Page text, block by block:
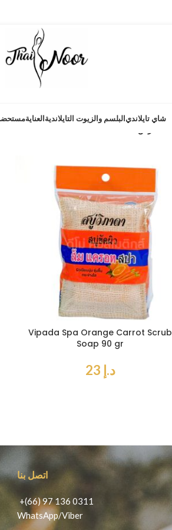
العنايةالبلسم والزيوت التايلانديةشاي تايلاندي
Vipada Spa Orange Carrot Scrub
Soap 90 gr
د.إ
اتصل بنا
+(66) 97 136 0311
WhatsApp/Viber